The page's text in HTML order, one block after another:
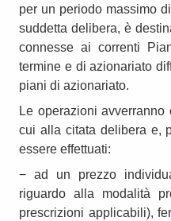
per un periodo massimo
suddetta delibera, è
connesse ai correnti
termine e di azionariato
piani di azionariato.
Le operazioni
cui alla citata delibera e,
essere effettuati:
− ad un prezzo
riguardo alla modalità
prescrizioni applicabili),